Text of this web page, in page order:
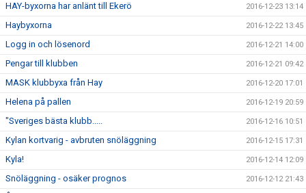
HAY-byxorna har anlänt till Ekerö 2016-12-23 13:14
Haybyxorna 2016-12-22 13:45
Logg in och lösenord 2016-12-21 14:00
Pengar till klubben 2016-12-21 09:42
MASK klubbyxa från Hay 2016-12-20 17:01
Helena på pallen 2016-12-19 20:59
"Sveriges bästa klubb..... 2016-12-16 10:51
Kylan kortvarig - avbruten snöläggning 2016-12-15 17:31
Kyla! 2016-12-14 12:09
Snöläggning - osäker prognos 2016-12-12 21:43